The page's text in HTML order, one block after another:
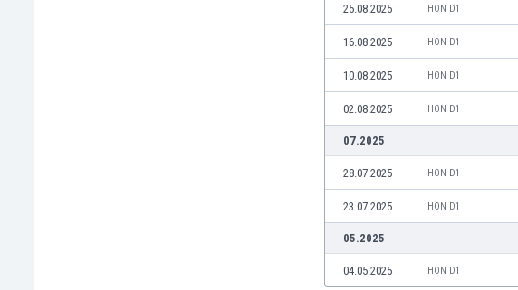
25.08.2025 HON D1
16.08.2025 HON D1
10.08.2025 HON D1
02.08.2025 HON D1
07.2025
28.07.2025 HON D1
23.07.2025 HON D1
05.2025
04.05.2025 HON D1